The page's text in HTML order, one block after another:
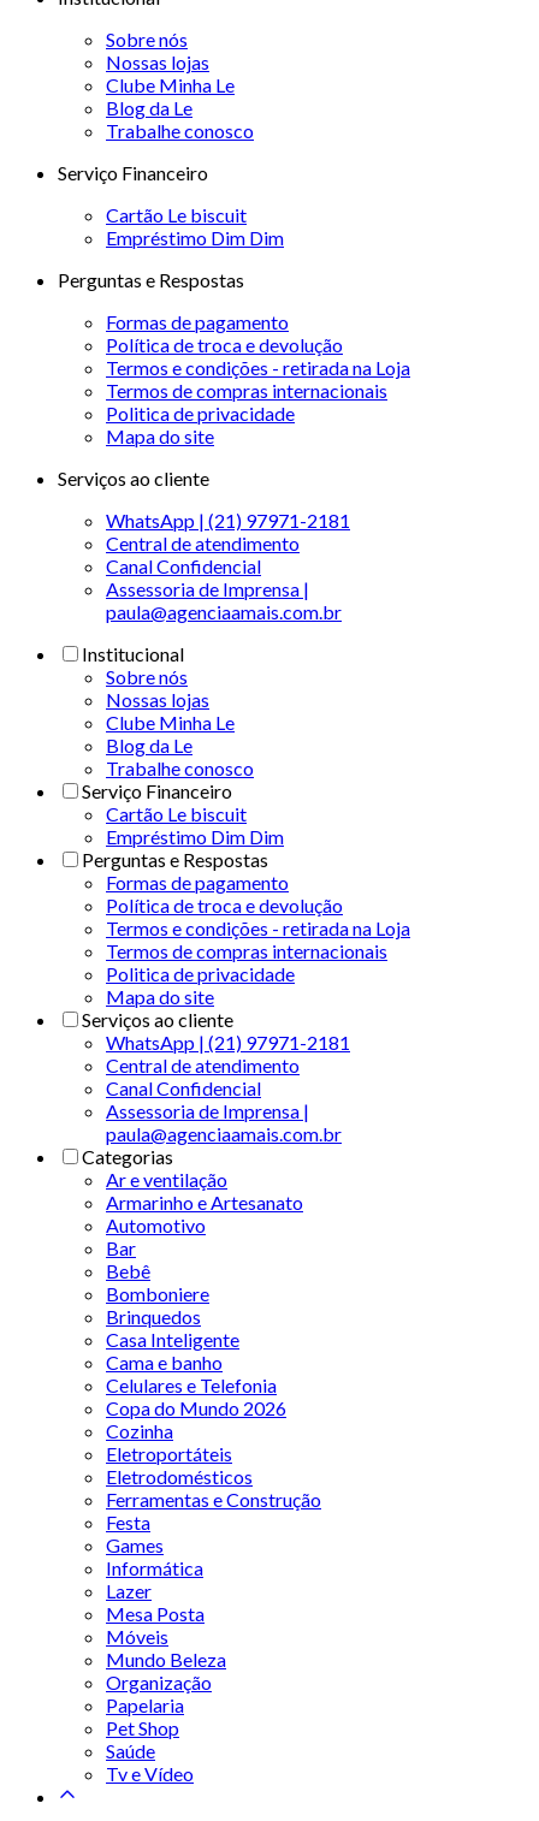
Sobre nós
Nossas lojas
Clube Minha Le
Blog da Le
Trabalhe conosco
Serviço Financeiro
Cartão Le biscuit
Empréstimo Dim Dim
Perguntas e Respostas
Formas de pagamento
Política de troca e devolução
Termos e condições - retirada na Loja
Termos de compras internacionais
Politica de privacidade
Mapa do site
Serviços ao cliente
WhatsApp | (21) 97971-2181
Central de atendimento
Canal Confidencial
Assessoria de Imprensa |
paula@agenciaamais.com.br
Institucional
Sobre nós
Nossas lojas
Clube Minha Le
Blog da Le
Trabalhe conosco
Serviço Financeiro
Cartão Le biscuit
Empréstimo Dim Dim
Perguntas e Respostas
Formas de pagamento
Política de troca e devolução
Termos e condições - retirada na Loja
Termos de compras internacionais
Politica de privacidade
Mapa do site
Serviços ao cliente
WhatsApp | (21) 97971-2181
Central de atendimento
Canal Confidencial
Assessoria de Imprensa |
paula@agenciaamais.com.br
Categorias
Ar e ventilação
Armarinho e Artesanato
Automotivo
Bar
Bebê
Bomboniere
Brinquedos
Casa Inteligente
Cama e banho
Celulares e Telefonia
Copa do Mundo 2026
Cozinha
Eletroportáteis
Eletrodomésticos
Ferramentas e Construção
Festa
Games
Informática
Lazer
Mesa Posta
Móveis
Mundo Beleza
Organização
Papelaria
Pet Shop
Saúde
Tv e Vídeo